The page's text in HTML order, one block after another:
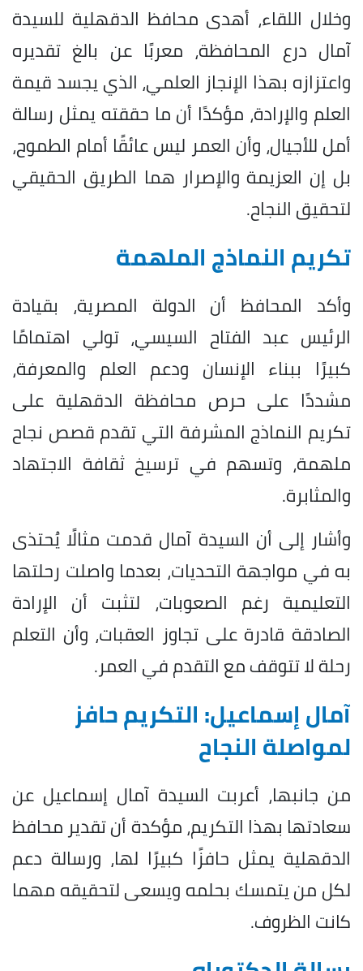
وخلال اللقاء، أهدى محافظ الدقهلية للسيدة
آمال درع المحافظة، معربًا عن بالغ تقديره
واعتزازه بهذا الإنجاز العلمي، الذي يجسد قيمة
العلم والإرادة، مؤكدًا أن ما حققته يمثل رسالة
أمل للأجيال، وأن العمر ليس عائقًا أمام الطموح،
بل إن العزيمة والإصرار هما الطريق الحقيقي
لتحقيق النجاح.
تكريم النماذج الملهمة
وأكد المحافظ أن الدولة المصرية، بقيادة
الرئيس عبد الفتاح السيسي، تولي اهتمامًا
كبيرًا ببناء الإنسان ودعم العلم والمعرفة،
مشددًا على حرص محافظة الدقهلية على
تكريم النماذج المشرفة التي تقدم قصص نجاح
ملهمة، وتسهم في ترسيخ ثقافة الاجتهاد
والمثابرة.
وأشار إلى أن السيدة آمال قدمت مثالًا يُحتذى
به في مواجهة التحديات، بعدما واصلت رحلتها
التعليمية رغم الصعوبات، لتثبت أن الإرادة
الصادقة قادرة على تجاوز العقبات، وأن التعلم
رحلة لا تتوقف مع التقدم في العمر.
آمال إسماعيل: التكريم حافز
لمواصلة النجاح
من جانبها، أعربت السيدة آمال إسماعيل عن
سعادتها بهذا التكريم، مؤكدة أن تقدير محافظ
الدقهلية يمثل حافزًا كبيرًا لها، ورسالة دعم
لكل من يتمسك بحلمه ويسعى لتحقيقه مهما
كانت الظروف.